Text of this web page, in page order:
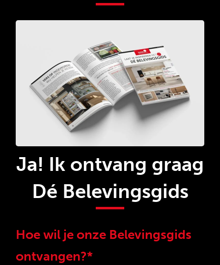
Ja! Ik ontvang graag
Dé Belevingsgids
Hoe wil je onze Belevingsgids
ontvangen?*